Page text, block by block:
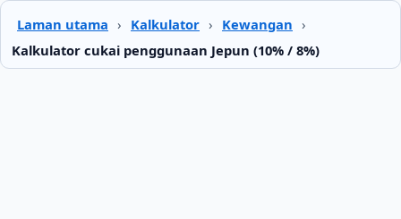
Laman utama › Kalkulator › Kewangan ›
Kalkulator cukai penggunaan Jepun (10% / 8%)